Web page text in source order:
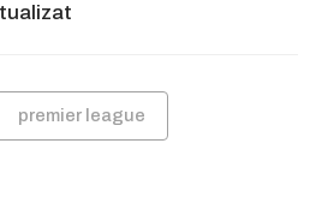
premier league